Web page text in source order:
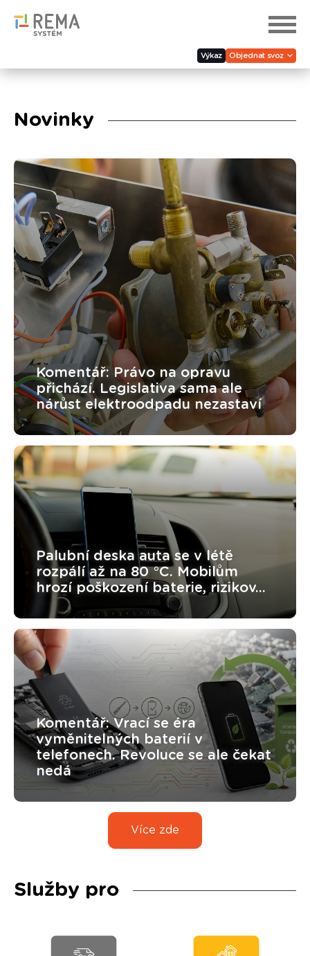
Výkaz Objednat svoz
Novinky
Komentář: Právo na opravu
přichází. Legislativa sama ale
nárůst elektroodpadu nezastaví
Palubní deska auta se v létě
rozpálí až na 80 °C. Mobilům
hrozí poškození baterie, rizikov...
Komentář: Vrací se éra
vyměnitelných baterií v
telefonech. Revoluce se ale čekat
nedá
Více zde
Služby pro